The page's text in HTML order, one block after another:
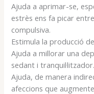
Ajuda a aprimar-se,
estrès ens fa picar
compulsiva.
Estimula la producció
Ajuda a millorar una
sedant i tranquil·litzador.
Ajuda, de manera
afeccions que